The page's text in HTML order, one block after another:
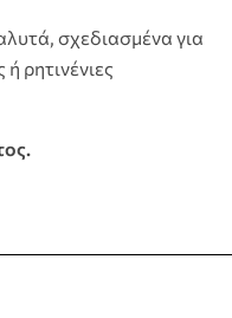
σχεδιασμένα για
ρητινένιες